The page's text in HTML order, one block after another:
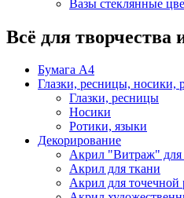
Вазы стеклянные
Всё для творчества
Бумага А4
Глазки, ресницы, носики,
Глазки, ресницы
Носики
Ротики, языки
Декорирование
Акрил "Витраж" для
Акрил для ткани
Акрил для точечной